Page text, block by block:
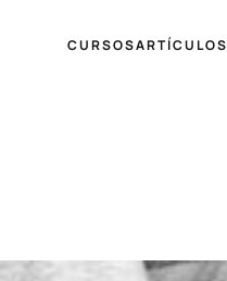
CURSOSARTÍCULOS